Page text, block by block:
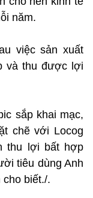
năm.
việc sản xuất
và thu được lợi
sắp khai mạc,
chẽ với Locog
thu lợi bất hợp
tiêu dùng Anh
biết./.